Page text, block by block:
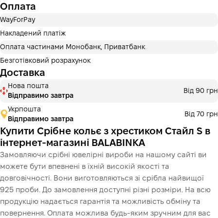
Оплата
WayForPay
Накладений платіж
Оплата частинами Монобанк, Приватбанк
Безготівковий розрахунок
Доставка
Нова пошта
Відправимо завтра
Від 90 грн
Укрпошта
Відправимо завтра
Від 70 грн
Купити Срібне кольє з хрестиком Стайл S в
інтернет-магазині BALABINKA
Замовляючи срібні ювелірні вироби на нашому сайті ви
можете бути впевнені в їхній високій якості та
довговічності. Вони виготовляються зі срібла найвищої
925 проби. До замовлення доступні різні розміри. На всю
продукцію надається гарантія та можливість обміну та
повернення. Оплата можлива будь-яким зручним для вас